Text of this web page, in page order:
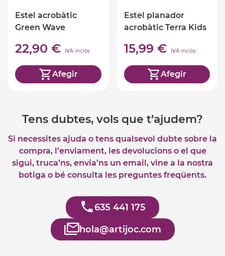
Estel acrobàtic
Green Wave
22,90 € IVA inclòs
Afegir
Estel planador
acrobàtic Terra Kids
15,99 € IVA inclòs
Afegir
Tens dubtes, vols que t’ajudem?
Si necessites ajuda o tens qualsevol dubte sobre la
compra, l’enviament, les devolucions o el que
sigui, truca’ns, envia’ns un email, vine a la nostra
botiga o bé consulta les preguntes freqüents.
635 441 175
hola@artijoc.com